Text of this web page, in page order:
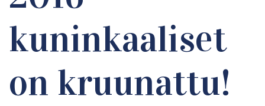
kuninkaaliset
on kruunattu!